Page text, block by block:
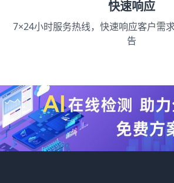
快速响应
7×24小时服务热线，快速响应客户需
告